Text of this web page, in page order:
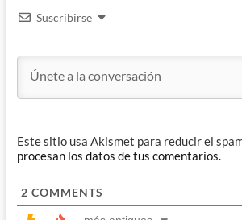
Suscribirse
Este sitio usa Akismet para reducir el
procesan los datos de tus comentarios.
2 COMMENTS